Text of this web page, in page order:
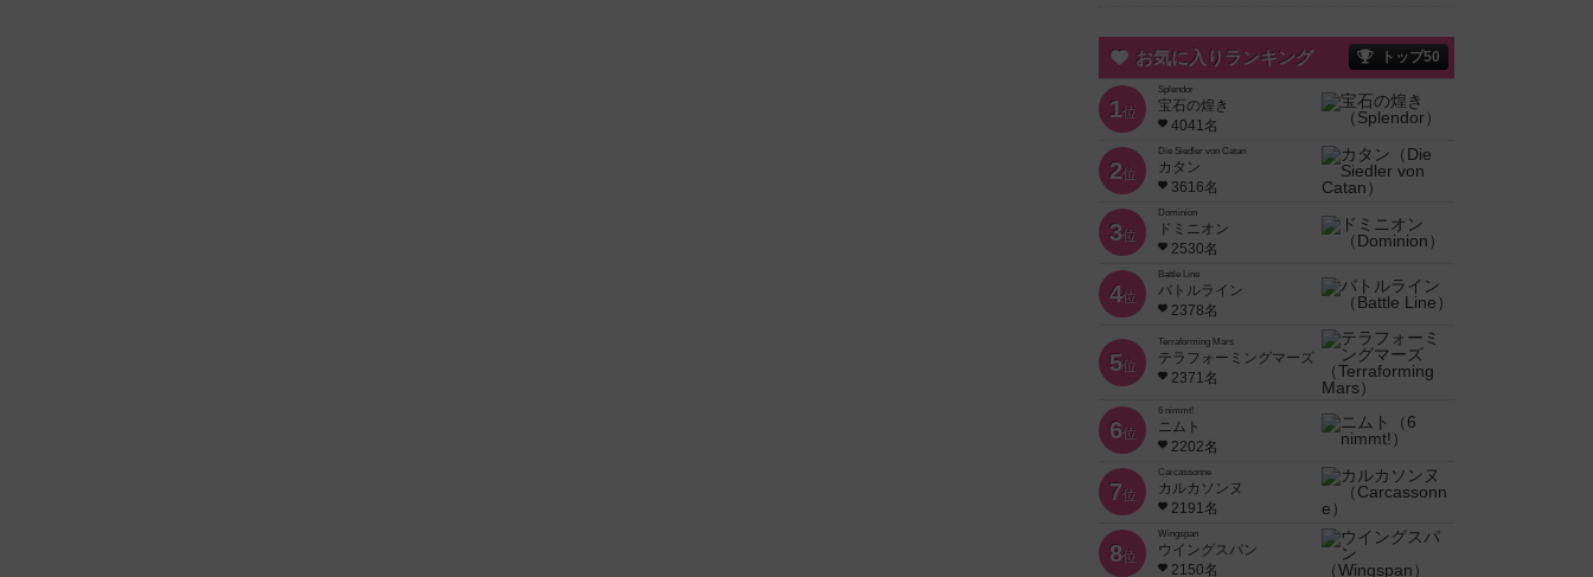
お気に入りランキング トップ50
1位
Splendor
宝石の煌き
4041名
2位
Die Siedler von Catan
カタン
3616名
3位
Dominion
ドミニオン
2530名
4位
Battle Line
バトルライン
2378名
5位
Terraforming Mars
テラフォーミングマーズ
2371名
6位
6 nimmt!
ニムト
2202名
7位
Carcassonne
カルカソンヌ
2191名
8位
Wingspan
ウイングスパン
2150名